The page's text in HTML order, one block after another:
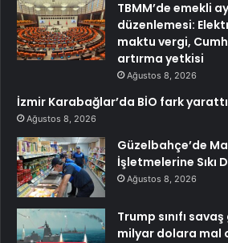
TBMM’de emekli
düzenlemesi:
maktu vergi,
artırma yetkisi
Ağustos 8, 2026
İzmir Karabağlar’da BİO fark yarattı
Ağustos 8, 2026
Güzelbahçe’de
İşletmelerine Sıkı
Ağustos 8, 2026
Trump sınıfı
milyar dolara mal